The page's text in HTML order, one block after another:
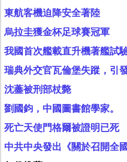
東航客機迫降安全著陸
烏拉圭獲金杯足球賽冠軍
我國首次艦載直升機著艦試
瑞典外交官瓦倫堡失蹤，引
沈藎被刑部杖斃
劉國鈞，中國圖書館學家。
死亡天使門格爾被證明已死
中共中央發出《關於召開全